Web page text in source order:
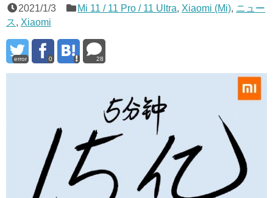
2021/1/3 Mi 11 / 11 Pro / 11 Ultra, Xiaomi (Mi), ニュー
ス, Xiaomi
error 0 28